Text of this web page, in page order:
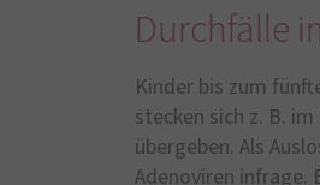
Durchfälle
Kinder bis zum
stecken sich z. B.
übergeben. Als
Adenoviren infrage.